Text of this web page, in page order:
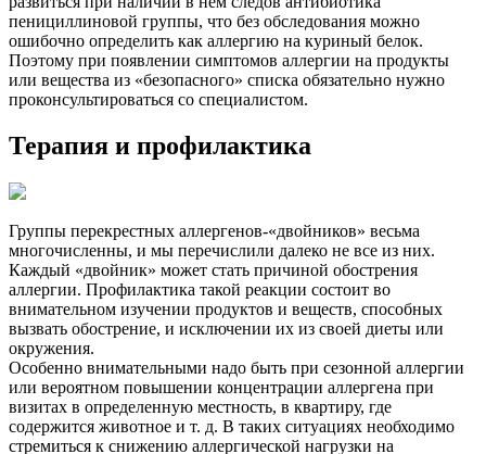
пенициллиновой группы, что без обследования можно
ошибочно определить как аллергию на куриный белок.
Поэтому при появлении симптомов аллергии на продукты
или вещества из «безопасного» списка обязательно нужно
проконсультироваться со специалистом.
Терапия и профилактика
Группы перекрестных аллергенов-«двойников» весьма
многочисленны, и мы перечислили далеко не все из них.
Каждый «двойник» может стать причиной обострения
аллергии. Профилактика такой реакции состоит во
внимательном изучении продуктов и веществ, способных
вызвать обострение, и исключении их из своей диеты или
окружения.
Особенно внимательными надо быть при сезонной аллергии
или вероятном повышении концентрации аллергена при
визитах в определенную местность, в квартиру, где
содержится животное и т. д. В таких ситуациях необходимо
стремиться к снижению аллергической нагрузки на